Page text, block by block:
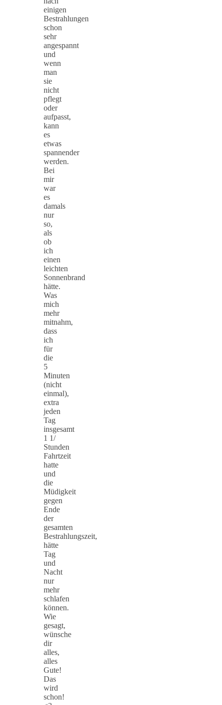
einigen
Bestrahlungen
schon
sehr
angespannt
und
wenn
man
sie
nicht
pflegt
oder
aufpasst,
kann
es
etwas
spannender
werden.
Bei
mir
war
es
damals
nur
so,
als
ob
ich
einen
leichten
Sonnenbrand
hätte.
Was
mich
mehr
mitnahm,
dass
ich
für
die
5
Minuten
(nicht
einmal),
extra
jeden
Tag
insgesamt
1 1/
Stunden
Fahrtzeit
hatte
und
die
Müdigkeit
gegen
Ende
der
gesamten
Bestrahlungszeit,
hätte
Tag
und
Nacht
nur
mehr
schlafen
können.
Wie
gesagt,
wünsche
dir
alles,
alles
Gute!
Das
wird
schon!